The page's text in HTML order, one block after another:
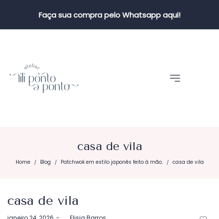
Faça sua compra pelo Whatsapp aqui!
casa de vila
Home / Blog / Patchwok em estilo japonês feito à mão. / casa de vila
casa de vila
Postado